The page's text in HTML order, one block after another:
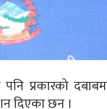
प्रकारको
दिएका छन् ।